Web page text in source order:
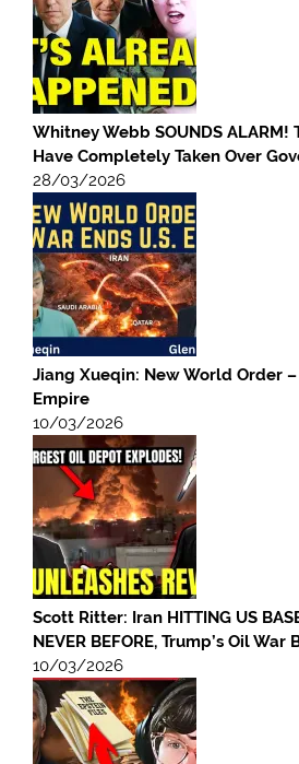
Whitney Webb SOUNDS ALARM!
Have Completely Taken Over
28/03/2026
Jiang Xueqin: New World Order –
Empire
10/03/2026
Scott Ritter: Iran HITTING US
NEVER BEFORE, Trump’s Oil War
10/03/2026